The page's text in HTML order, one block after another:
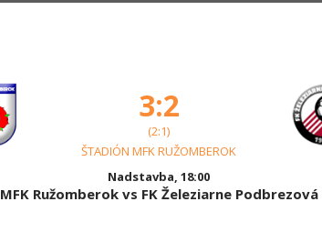
3:2
(2:1)
ŠTADIÓN MFK RUŽOMBEROK
Nadstavba, 18:00
MFK Ružomberok vs FK Železiarne Podbrezová